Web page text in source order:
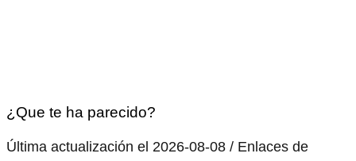
¿Que te ha parecido?
Última actualización el 2026-08-08 / Enlaces de